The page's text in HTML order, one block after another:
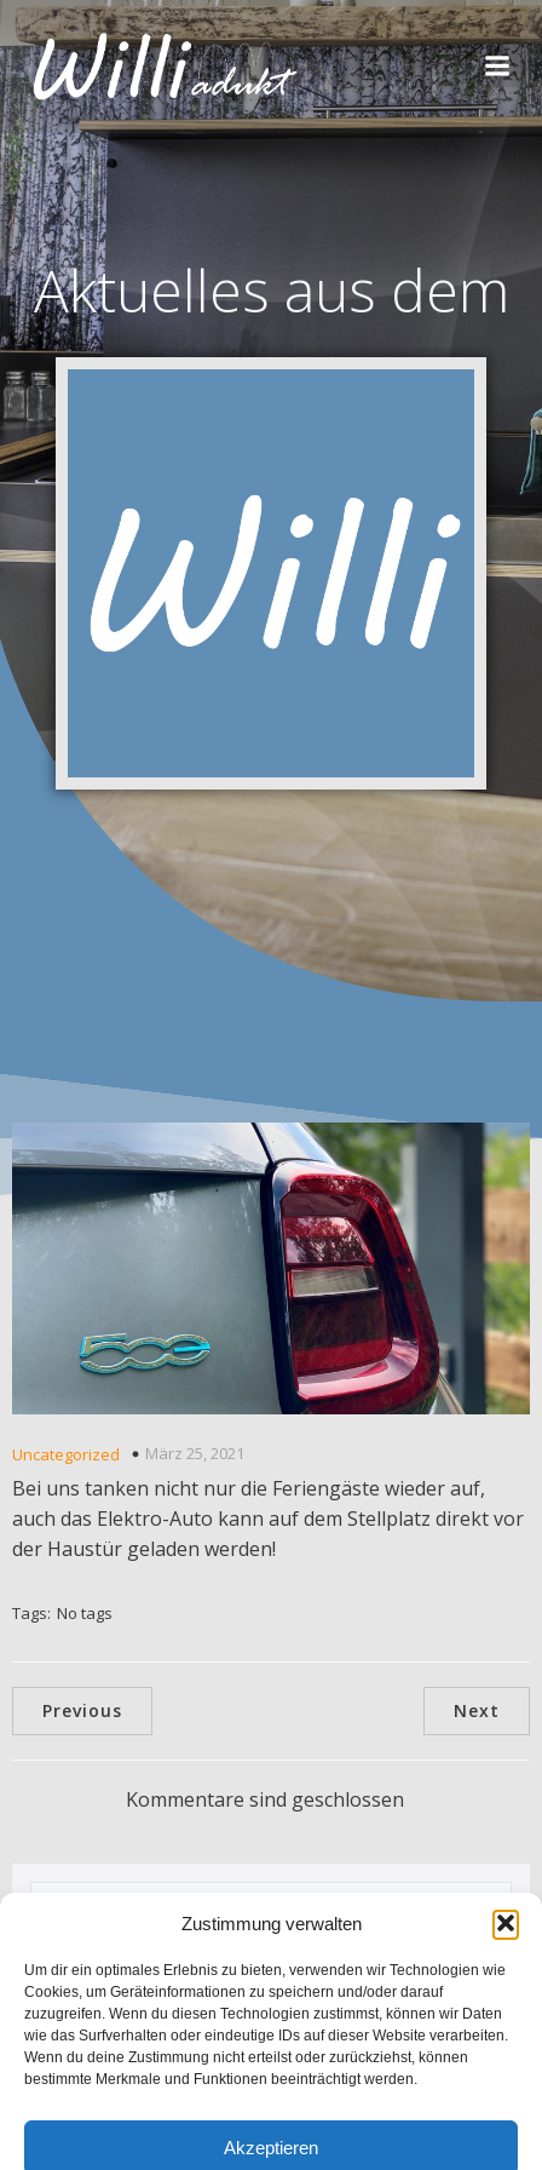
Zustimmung verwalten
Um dir ein optimales Erlebnis zu bieten, verwenden wir Technologien wie
Cookies, um Geräteinformationen zu speichern und/oder darauf
zuzugreifen. Wenn du diesen Technologien zustimmst, können wir Daten
wie das Surfverhalten oder eindeutige IDs auf dieser Website verarbeiten.
Wenn du deine Zustimmung nicht erteilst oder zurückziehst, können
bestimmte Merkmale und Funktionen beeinträchtigt werden.
Akzeptieren
Aktuelles aus dem
Uncategorized März 25, 2021
Bei uns tanken nicht nur die Feriengäste wieder auf,
auch das Elektro-Auto kann auf dem Stellplatz direkt vor
der Haustür geladen werden!
Tags: No tags
Previous Next
Kommentare sind geschlossen
Letzte Kommentare
NathaliezuHolidayCheck ’23
Februar 27, 2024
Januar 31, 2022